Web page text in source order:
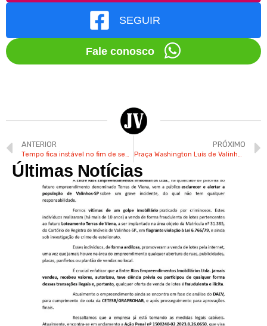
SEGUIR
Fale conosco
ANTERIOR PRÓXIMO
Últimas Notícias